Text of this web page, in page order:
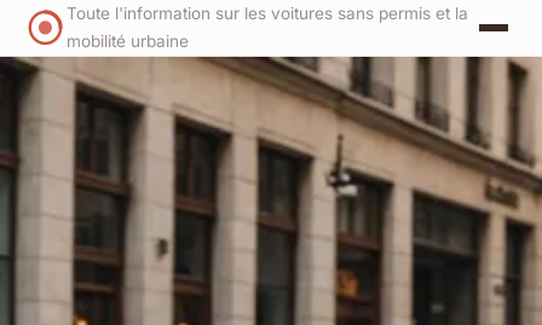
Toute l'information sur les voitures sans permis et la
mobilité urbaine